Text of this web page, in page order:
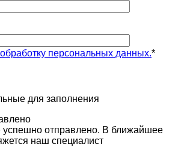
обработку персональных данных.*
для заполнения
отправлено. В ближайшее
наш специалист